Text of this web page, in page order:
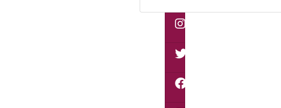
Las obras en ejecución
El alcalde Diógenes
​Por su parte, el